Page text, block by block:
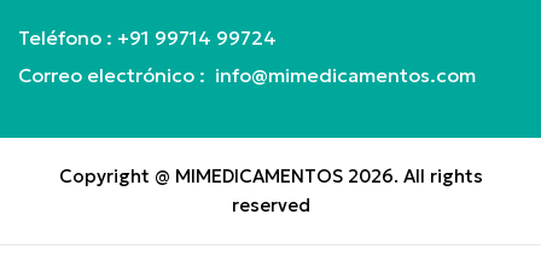
Teléfono : +91 99714 99724
Correo electrónico : info@mimedicamentos.com
Copyright @ MIMEDICAMENTOS 2026. All rights
reserved